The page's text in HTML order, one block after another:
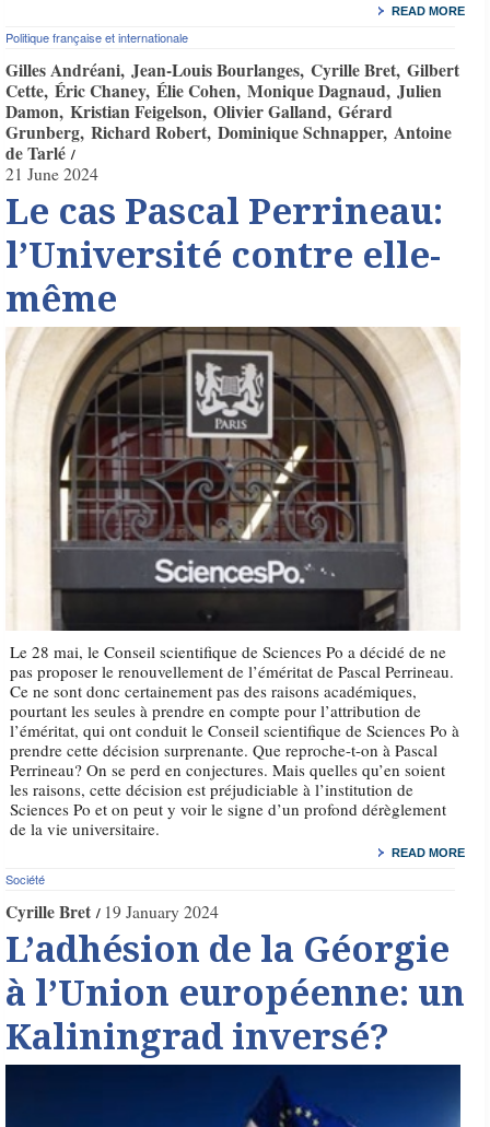
READ MORE
Politique française et internationale
Gilles Andréani Jean-Louis Bourlanges Cyrille Bret Gilbert
Cette Éric Chaney Élie Cohen Monique Dagnaud Julien
Damon Kristian Feigelson Olivier Galland Gérard
Grunberg Richard Robert Dominique Schnapper Antoine
de Tarlé
21 June 2024
Le cas Pascal Perrineau:
l’Université contre elle-
même
Le 28 mai, le Conseil scientifique de Sciences Po a décidé de ne
pas proposer le renouvellement de l’éméritat de Pascal Perrineau.
Ce ne sont donc certainement pas des raisons académiques,
pourtant les seules à prendre en compte pour l’attribution de
l’éméritat, qui ont conduit le Conseil scientifique de Sciences Po à
prendre cette décision surprenante. Que reproche-t-on à Pascal
Perrineau? On se perd en conjectures. Mais quelles qu’en soient
les raisons, cette décision est préjudiciable à l’institution de
Sciences Po et on peut y voir le signe d’un profond dérèglement
de la vie universitaire.
READ MORE
Société
Cyrille Bret 19 January 2024
L’adhésion de la Géorgie
à l’Union européenne: un
Kaliningrad inversé?